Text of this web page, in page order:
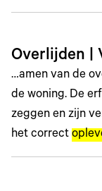
Overlijden |
…amen van de
de woning. De
zeggen en zijn
het correct